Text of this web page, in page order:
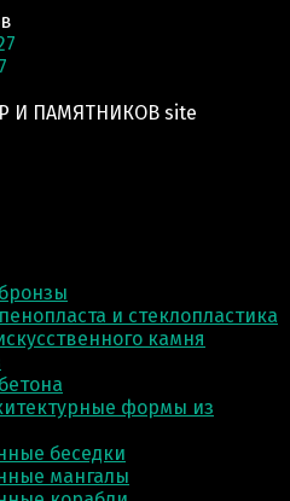
И ПАМЯТНИКОВ site
и стеклопластика
камня
формы из
беседки
мангалы